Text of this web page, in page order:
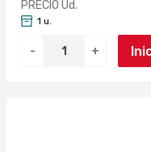
PRECIO Ud.
- +
1 u.